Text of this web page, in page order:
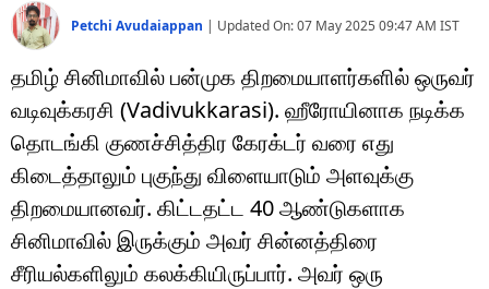
Petchi Avudaiappan | Updated On:07 May 2025 09:47 AM IST
தமிழ் சினிமாவில் பன்முக திறமையாளர்களில் ஒருவர்
வடிவுக்கரசி (Vadivukkarasi). ஹீரோயினாக நடிக்க
தொடங்கி குணச்சித்திர கேரக்டர் வரை எது
கிடைத்தாலும் புகுந்து விளையாடும் அளவுக்கு
திறமையானவர். கிட்டதட்ட 40 ஆண்டுகளாக
சினிமாவில் இருக்கும் அவர் சின்னத்திரை
சீரியல்களிலும் கலக்கியிருப்பார். அவர் ஒரு